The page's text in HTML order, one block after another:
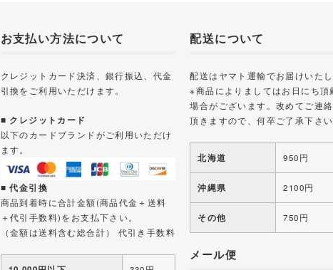
お支払い方法について
クレジットカード決済、銀行振込、代金
引換をご利用いただけます。
■ クレジットカード
以下のカードブランドがご利用いただけ
ます。
■ 代金引換
商品到着時に合計金額(商品代金＋送料
＋代引手数料)をお支払下さい。
（金額は送料含む総合計） 代引き手数料
配送について
配送はヤマト運輸でお届けいた
※商品によりましてはお日にち頂
場合がございます。改めてご連
頂きますので、何卒ご了承下さ
北海道 950円
沖縄県 2100円
その他 750円
メール便